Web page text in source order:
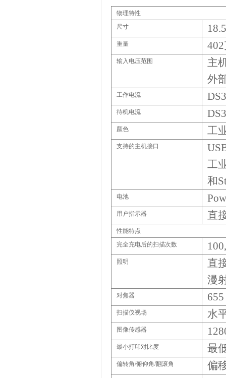
物理特性
尺寸
18.5
重量 402
输入电压范围
主
外
工作电流
待机电流
颜色 工
支持的主机接口
工
和
电池
用户指示器 直
性能特点
完全充电后的扫描次数
照明
直
漫
对焦器
扫描仪视场 水
图像传感器
最小打印对比度 最
偏转角/俯仰角/翻滚角 偏